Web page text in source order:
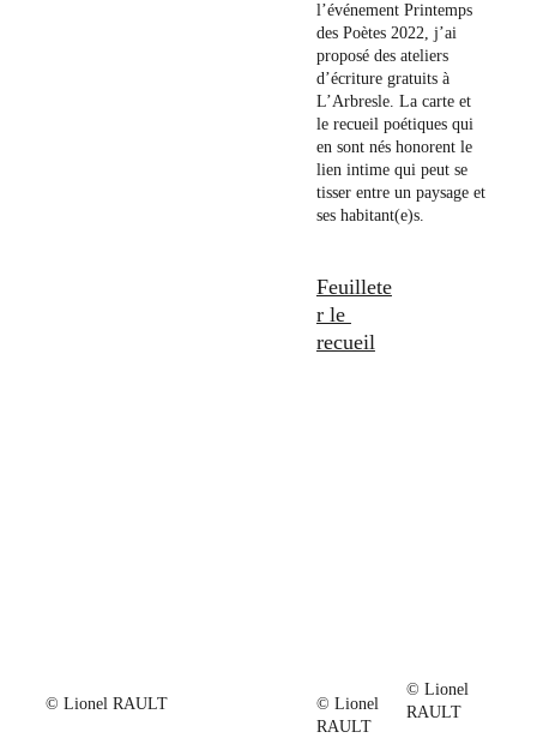
l’événement Printemps
des Poètes 2022, j’ai
proposé des ateliers
d’écriture gratuits à
L’Arbresle. La carte et
le recueil poétiques qui
en sont nés honorent le
lien intime qui peut se
tisser entre un paysage et
ses habitant(e)s.
Feuillete
r le
recueil
© Lionel RAULT
© Lionel
RAULT
© Lionel
RAULT